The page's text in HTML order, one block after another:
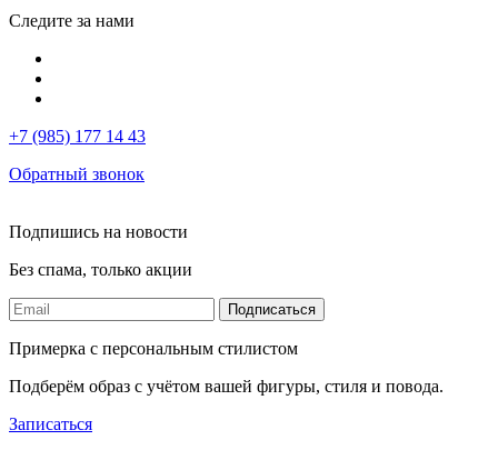
Следите за нами
+7 (985) 177 14 43
Обратный звонок
Подпишись на новости
Без спама, только акции
Подписаться
Примерка с персональным стилистом
Подберём образ с учётом вашей фигуры, стиля и повода.
Записаться